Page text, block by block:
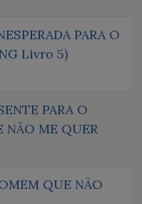
PARA O
Livro 5)
PARA O
NÃO ME QUER
QUE NÃO